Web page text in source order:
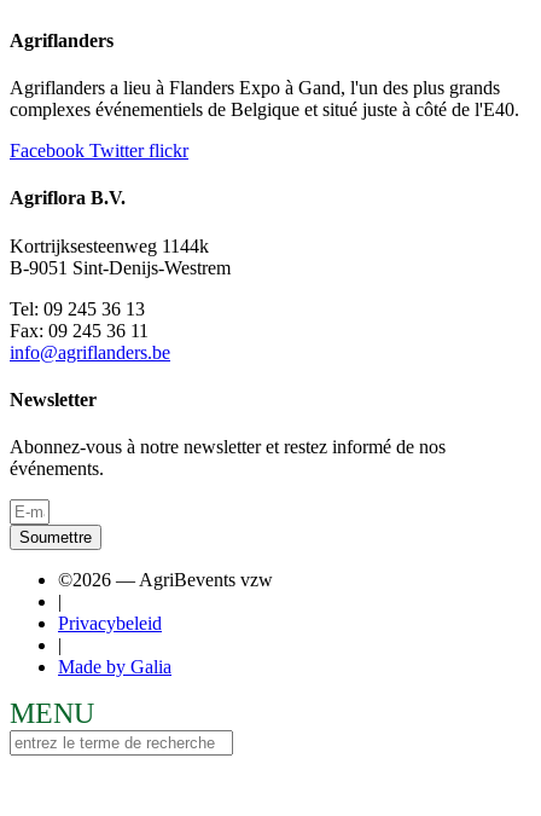
Agriflanders
Agriflanders a lieu à Flanders Expo à Gand, l'un des plus grands
complexes événementiels de Belgique et situé juste à côté de l'E40.
Facebook Twitter flickr
Agriflora B.V.
Kortrijksesteenweg 1144k
B-9051 Sint-Denijs-Westrem
Tel: 09 245 36 13
Fax: 09 245 36 11
info@agriflanders.be
Newsletter
Abonnez-vous à notre newsletter et restez informé de nos
événements.
Soumettre
©2026 — AgriBevents vzw
|
Privacybeleid
|
Made by Galia